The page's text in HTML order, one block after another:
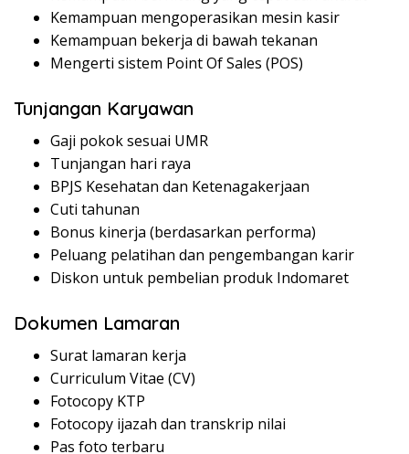
Kemampuan mengoperasikan mesin kasir
Kemampuan bekerja di bawah tekanan
Mengerti sistem Point Of Sales (POS)
Tunjangan Karyawan
Gaji pokok sesuai UMR
Tunjangan hari raya
BPJS Kesehatan dan Ketenagakerjaan
Cuti tahunan
Bonus kinerja (berdasarkan performa)
Peluang pelatihan dan pengembangan karir
Diskon untuk pembelian produk Indomaret
Dokumen Lamaran
Surat lamaran kerja
Curriculum Vitae (CV)
Fotocopy KTP
Fotocopy ijazah dan transkrip nilai
Pas foto terbaru